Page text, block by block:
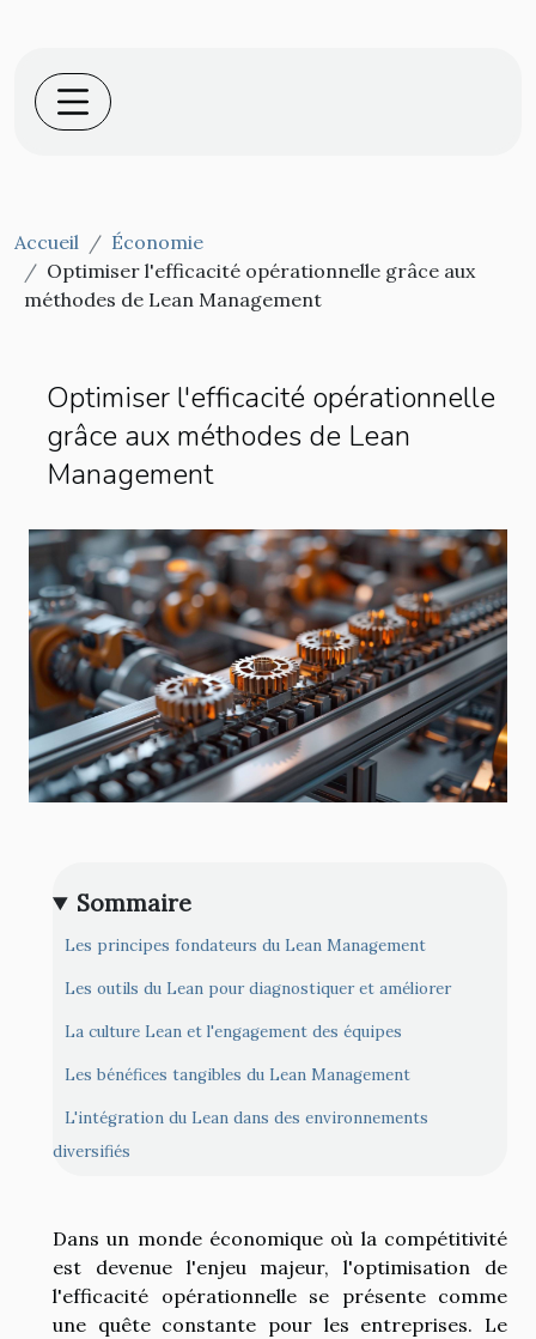
Accueil
Économie
Optimiser l'efficacité opérationnelle grâce aux
méthodes de Lean Management
Optimiser l'efficacité opérationnelle
grâce aux méthodes de Lean
Management
Sommaire
Les principes fondateurs du Lean Management
Les outils du Lean pour diagnostiquer et améliorer
La culture Lean et l'engagement des équipes
Les bénéfices tangibles du Lean Management
L'intégration du Lean dans des environnements
diversifiés
Dans un monde économique où la compétitivité
est devenue l'enjeu majeur, l'optimisation de
l'efficacité opérationnelle se présente comme
une quête constante pour les entreprises. Le